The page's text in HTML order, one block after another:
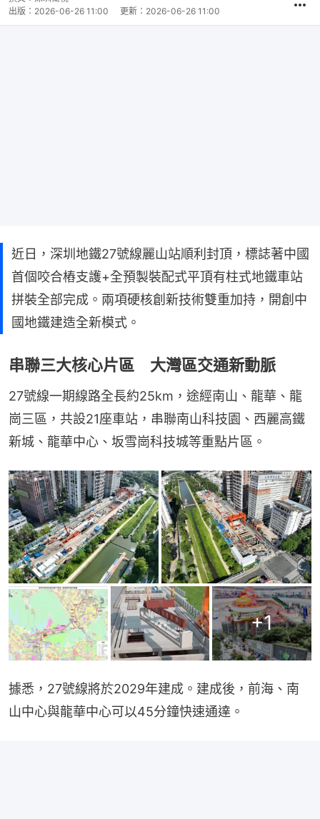
出版： 2026-06-26 11:00 更新： 2026-06-26 11:00
近日，深圳地鐵27號線麗山站順利封頂，標誌著中國
首個咬合樁支護+全預製裝配式平頂有柱式地鐵車站
拼裝全部完成。兩項硬核創新技術雙重加持，開創中
國地鐵建造全新模式。
串聯三大核心片區 大灣區交通新動脈
27號線一期線路全長約25km，途經南山、龍華、龍
崗三區，共設21座車站，串聯南山科技園、西麗高鐵
新城、龍華中心、坂雪崗科技城等重點片區。
+1
據悉，27號線將於2029年建成。建成後，前海、南
山中心與龍華中心可以45分鐘快速通達。